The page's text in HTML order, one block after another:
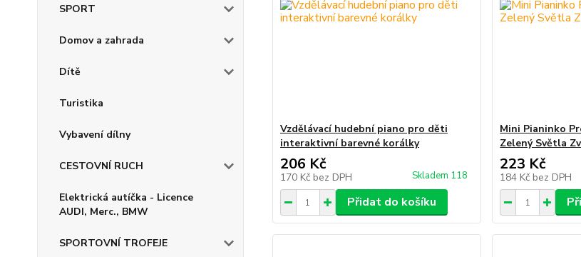
SPORT
Domov a zahrada
Dítě
Turistika
Vybavení dílny
CESTOVNÍ RUCH
Elektrická autíčka - Licence
AUDI, Merc., BMW
SPORTOVNÍ TROFEJE
Vzdělávací hudební piano pro děti
interaktivní barevné korálky
206 Kč
170 Kč bez DPH Skladem 118
Přidat do košíku
Mini Pianinko
Zelený Světla
223 Kč
184 Kč bez DPH